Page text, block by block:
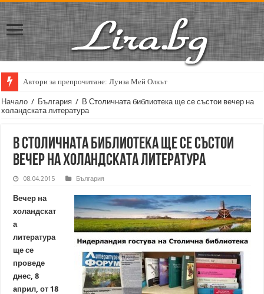
Автори за препрочитане: Луиза Мей Олкът
Начало / България / В Столичната библиотека ще се състои вечер на
холандската литература
В Столичната библиотека ще се състои
вечер на холандската литература
08.04.2015 България
Вечер на
холандскат
а
литература
ще се
проведе
днес, 8
април, от 18